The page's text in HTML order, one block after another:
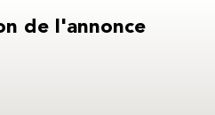
de l'annonce